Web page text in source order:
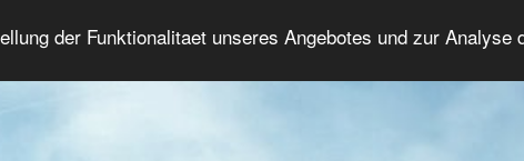
der Funktionalitaet unseres Angebotes und zur
Trauerforum Erweiterte Suche